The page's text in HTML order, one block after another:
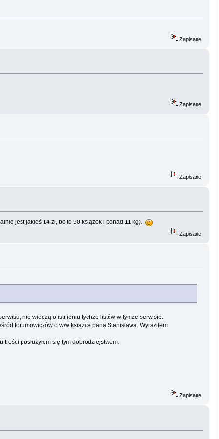
Zapisane
Zapisane
Zapisane
jest jakieś 14 zł, bo to 50 książek i ponad 11 kg).
Zapisane
nie wiedzą o istnieniu tychże listów w tymże serwisie.
forumowiczów o w/w książce pana Stanisława. Wyraziłem
posłużyłem się tym dobrodziejstwem.
Zapisane